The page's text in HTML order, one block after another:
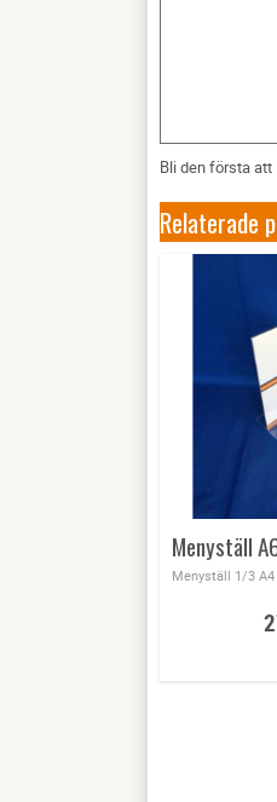
Bli den första att
Relaterade